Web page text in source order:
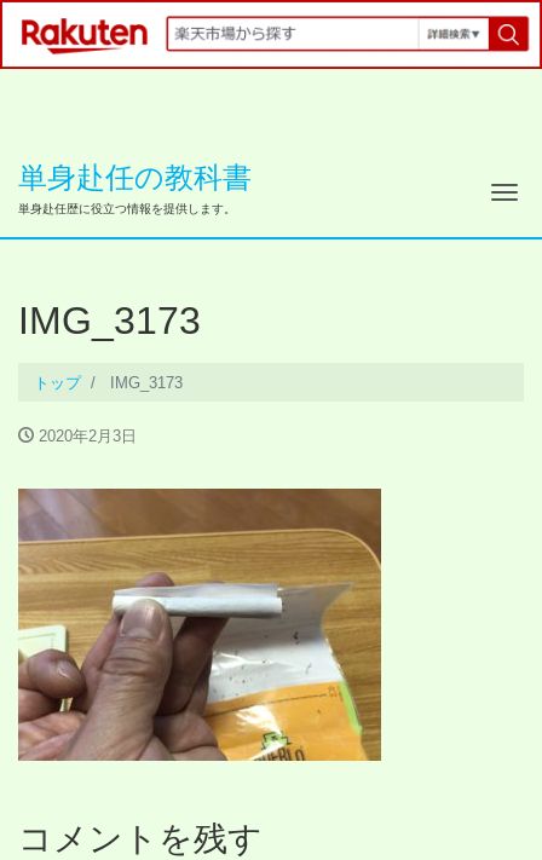
単身赴任の教科書
単身赴任歴に役立つ情報を提供します。 ナ
IMG_3173
トップ IMG_3173
2020年2月3日
コメントを残す